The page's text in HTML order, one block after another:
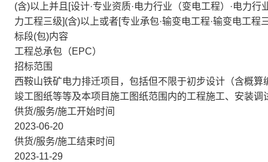
(含)以上并且[设计·专业资质·电力行业（变电工程）·电力
力工程三级](含)以上或者[专业承包·输变电工程·输变电工程
标段(包)内容
工程总承包（EPC）
招标范围
西鞍山铁矿电力排迁项目，包括但不限于初步设计（含概
竣工图纸等等及本项目施工图纸范围内的工程施工、安装
供货/服务/施工开始时间
2023-06-20
供货/服务/施工结束时间
2023-11-29